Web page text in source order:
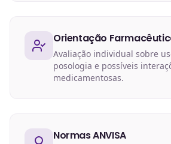
Orientação
Avaliação individual sobre
posologia e possíveis
medicamentosas.
Normas ANVISA